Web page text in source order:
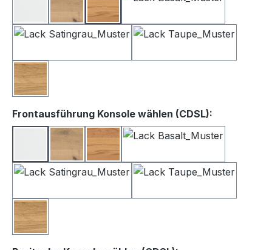
BalkeneicheKernbuche
Wildeiche
Frontausführung Konsole wählen (CDSL):
BalkeneicheKernbuche
Wildeiche